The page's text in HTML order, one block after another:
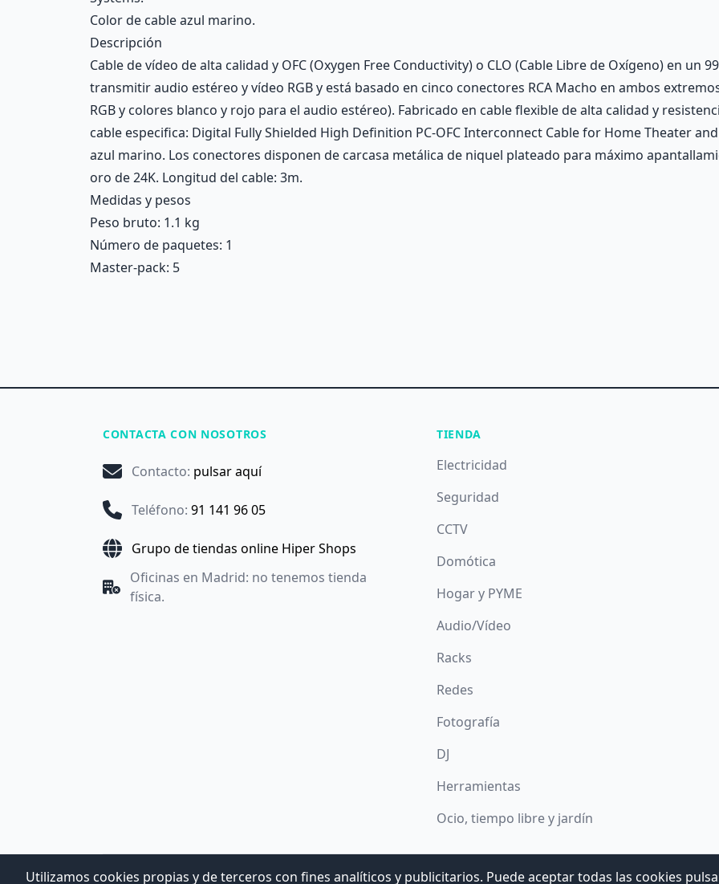
Color de cable azul marino.
Descripción
Cable de vídeo de alta calidad y OFC (Oxygen Free Conductivity) o CLO (Cable Libre de Oxígeno) en un
transmitir audio estéreo y vídeo RGB y está basado en cinco conectores RCA Macho en ambos
RGB y colores blanco y rojo para el audio estéreo). Fabricado en cable flexible de alta calidad y
cable especifica: Digital Fully Shielded High Definition PC-OFC Interconnect Cable for Home Theater
azul marino. Los conectores disponen de carcasa metálica de niquel plateado para máximo
oro de 24K. Longitud del cable: 3m.
Medidas y pesos
Peso bruto: 1.1 kg
Número de paquetes: 1
Master-pack: 5
CONTACTA CON NOSOTROS
Contacto: pulsar aquí
Teléfono: 91 141 96 05
Grupo de tiendas online Hiper Shops
Oficinas en Madrid: no tenemos tienda
física.
TIENDA
Electricidad
Seguridad
CCTV
Domótica
Hogar y PYME
Audio/Vídeo
Racks
Redes
Fotografía
DJ
Herramientas
Ocio, tiempo libre y jardín
Utilizamos cookies propias y de terceros con fines analíticos y publicitarios. Puede aceptar todas las cookies